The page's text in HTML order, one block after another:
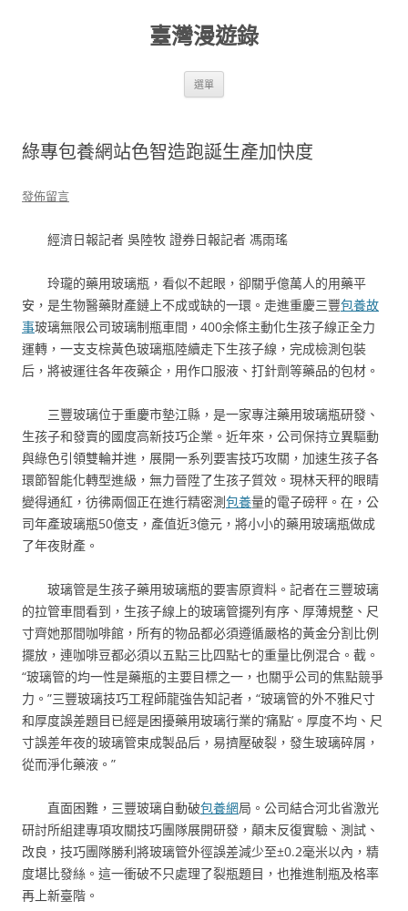
臺灣漫遊錄
選單
綠專包養網站色智造跑誕生產加快度
發佈留言
經濟日報記者 吳陸牧 證券日報記者 馮雨瑤
玲瓏的藥用玻璃瓶，看似不起眼，卻關乎億萬人的用藥平
安，是生物醫藥財產鏈上不成或缺的一環。走進重慶三豐包養故
事玻璃無限公司玻璃制瓶車間，400余條主動化生孩子線正全力
運轉，一支支棕黃色玻璃瓶陸續走下生孩子線，完成檢測包裝
后，將被運往各年夜藥企，用作口服液、打針劑等藥品的包材。
三豐玻璃位于重慶市墊江縣，是一家專注藥用玻璃瓶研發、
生孩子和發賣的國度高新技巧企業。近年來，公司保持立異驅動
與綠色引領雙輪并進，展開一系列要害技巧攻關，加速生孩子各
環節智能化轉型進級，無力晉陞了生孩子質效。現林天秤的眼睛
變得通紅，彷彿兩個正在進行精密測包養量的電子磅秤。在，公
司年產玻璃瓶50億支，產值近3億元，將小小的藥用玻璃瓶做成
了年夜財產。
玻璃管是生孩子藥用玻璃瓶的要害原資料。記者在三豐玻璃
的拉管車間看到，生孩子線上的玻璃管擺列有序、厚薄規整、尺
寸齊她那間咖啡館，所有的物品都必須遵循嚴格的黃金分割比例
擺放，連咖啡豆都必須以五點三比四點七的重量比例混合。截。
“玻璃管的均一性是藥瓶的主要目標之一，也關乎公司的焦點競爭
力。”三豐玻璃技巧工程師龍強告知記者，“玻璃管的外不雅尺寸
和厚度誤差題目已經是困擾藥用玻璃行業的‘痛點’。厚度不均、尺
寸誤差年夜的玻璃管束成製品后，易擠壓破裂，發生玻璃碎屑，
從而淨化藥液。”
直面困難，三豐玻璃自動破包養網局。公司結合河北省激光
研討所組建專項攻關技巧團隊展開研發，顛末反復實驗、測試、
改良，技巧團隊勝利將玻璃管外徑誤差減少至±0.2毫米以內，精
度堪比發絲。這一衝破不只處理了裂瓶題目，也推進制瓶及格率
再上新臺階。